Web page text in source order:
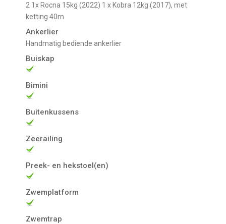
2 1x Rocna 15kg (2022) 1 x Kobra 12kg (2017), met
ketting 40m
Ankerlier
Handmatig bediende ankerlier
Buiskap
Bimini
Buitenkussens
Zeerailing
Preek- en hekstoel(en)
Zwemplatform
Zwemtrap